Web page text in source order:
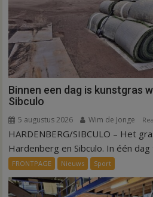
Binnen een dag is kunstgras
Sibculo
5 augustus 2026 Wim de Jonge
HARDENBERG/SIBCULO – Het
Hardenberg en Sibculo. In één dag
FRONTPAGE Nieuws Sport